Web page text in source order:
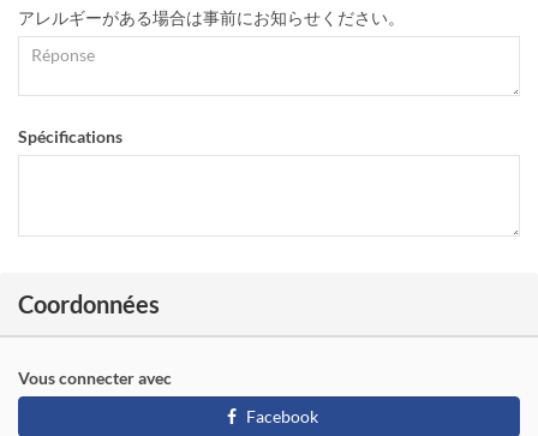
アレルギーがある場合は事前にお知らせください。
Spécifications
Coordonnées
Vous connecter avec
Facebook